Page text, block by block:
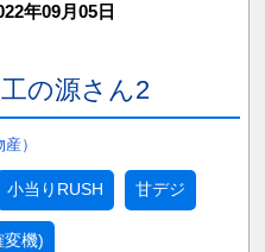
年09月05日
の源さん2
）
小当りRUSH 甘デジ
変機)